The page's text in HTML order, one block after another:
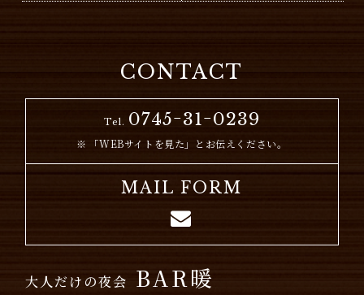
CONTACT
Tel. 0745ｰ31ｰ0239
「WEBサイトを見た」とお伝えください。
MAIL FORM
大人だけの夜会 BAR暖